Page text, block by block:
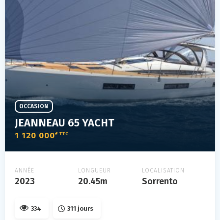
JEANNEAU 65 YACHT
1 120 000€ TTC
OCCASION
ANNÉE
2023
LONGUEUR
20.45m
LOCALISATION
Sorrento
334 311 jours